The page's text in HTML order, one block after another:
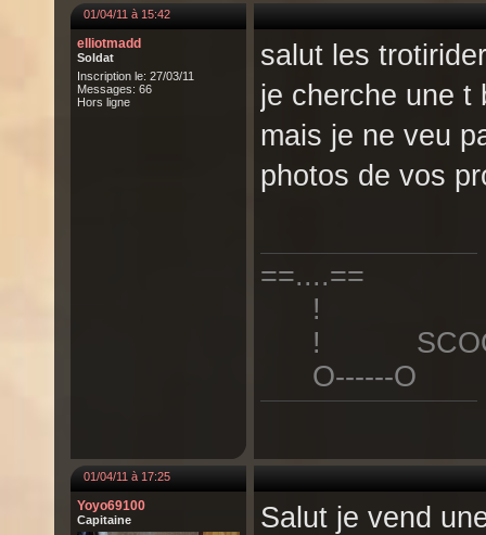
01/04/11 à 15:42
elliotmadd
Soldat
Inscription le: 27/03/11
Messages: 66
Hors ligne
salut les
je cherche une t
mais je ne veu
photos de vos
==....==
!
! SCOOT
O------O
01/04/11 à 17:25
Yoyo69100
Capitaine
Salut je vend